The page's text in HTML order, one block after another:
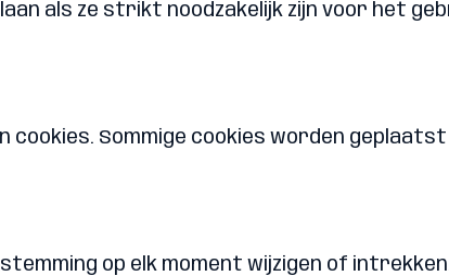
als ze strikt noodzakelijk zijn voor het
Sommige cookies worden
op elk moment wijzigen of